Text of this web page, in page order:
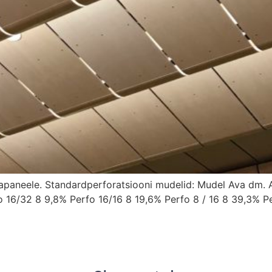
Standardperforatsiooni mudelid: Mudel Ava
32 8 9,8% Perfo 16/16 8 19,6% Perfo 8 / 16 8 39,3%